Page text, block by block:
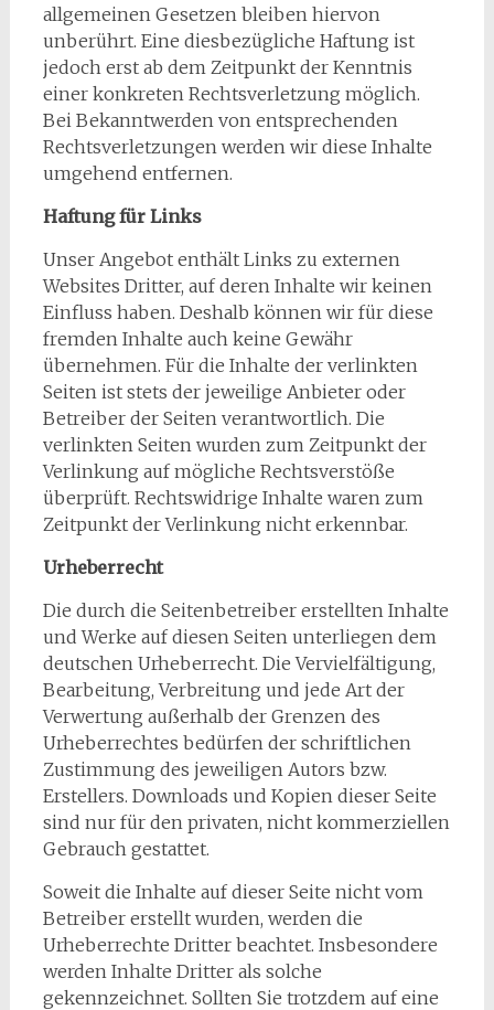
allgemeinen Gesetzen bleiben hiervon
unberührt. Eine diesbezügliche Haftung ist
jedoch erst ab dem Zeitpunkt der Kenntnis
einer konkreten Rechtsverletzung möglich.
Bei Bekanntwerden von entsprechenden
Rechtsverletzungen werden wir diese Inhalte
umgehend entfernen.
Haftung für Links
Unser Angebot enthält Links zu externen
Websites Dritter, auf deren Inhalte wir keinen
Einfluss haben. Deshalb können wir für diese
fremden Inhalte auch keine Gewähr
übernehmen. Für die Inhalte der verlinkten
Seiten ist stets der jeweilige Anbieter oder
Betreiber der Seiten verantwortlich. Die
verlinkten Seiten wurden zum Zeitpunkt der
Verlinkung auf mögliche Rechtsverstöße
überprüft. Rechtswidrige Inhalte waren zum
Zeitpunkt der Verlinkung nicht erkennbar.
Urheberrecht
Die durch die Seitenbetreiber erstellten Inhalte
und Werke auf diesen Seiten unterliegen dem
deutschen Urheberrecht. Die Vervielfältigung,
Bearbeitung, Verbreitung und jede Art der
Verwertung außerhalb der Grenzen des
Urheberrechtes bedürfen der schriftlichen
Zustimmung des jeweiligen Autors bzw.
Erstellers. Downloads und Kopien dieser Seite
sind nur für den privaten, nicht kommerziellen
Gebrauch gestattet.
Soweit die Inhalte auf dieser Seite nicht vom
Betreiber erstellt wurden, werden die
Urheberrechte Dritter beachtet. Insbesondere
werden Inhalte Dritter als solche
gekennzeichnet. Sollten Sie trotzdem auf eine